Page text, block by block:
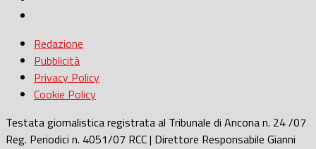
Redazione
Pubblicità
Privacy Policy
Cookie Policy
Testata giornalistica registrata al Tribunale di Ancona n. 24 /07
Reg. Periodici n. 4051/07 RCC | Direttore Responsabile Gianni